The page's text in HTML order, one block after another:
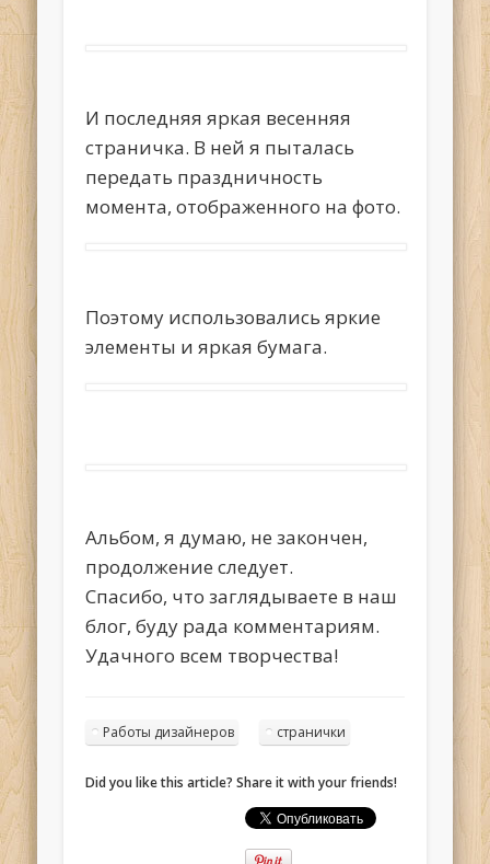
И последняя яркая весенняя
страничка. В ней я пыталась
передать праздничность
момента, отображенного на фото.
Поэтому использовались яркие
элементы и яркая бумага.
Альбом, я думаю, не закончен,
продолжение следует.
Спасибо, что заглядываете в наш
блог, буду рада комментариям.
Удачного всем творчества!
Работы дизайнеров странички
Did you like this article? Share it with your friends!